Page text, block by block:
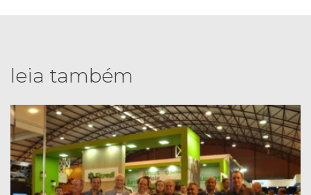
leia também